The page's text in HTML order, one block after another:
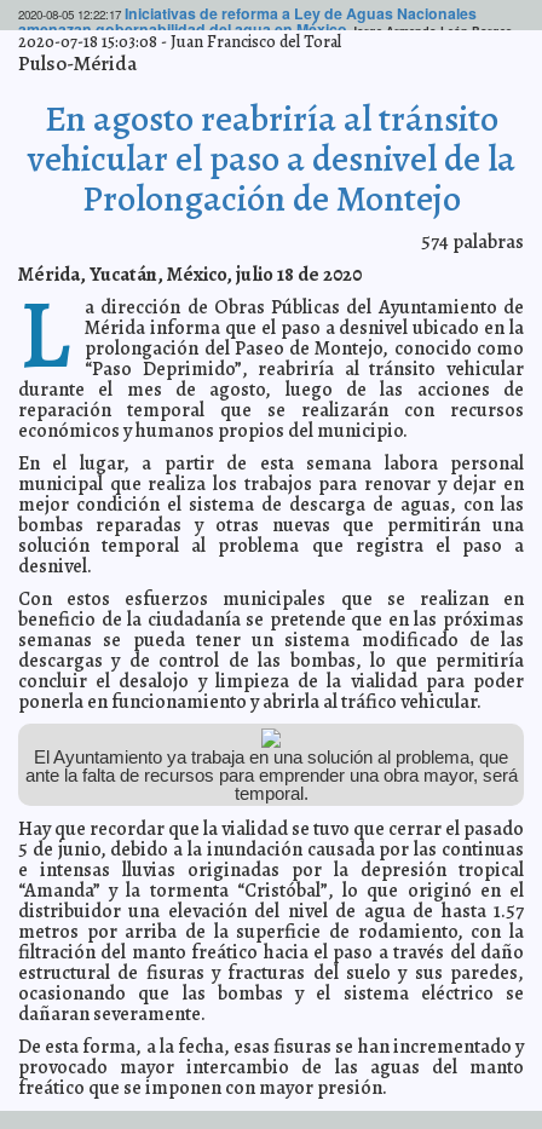
2020-08-05 12:22:17 Iniciativas de reforma a Ley de Aguas Nacionales
amenazan gobernabilidad del agua en México Jorge Armando León Borges
2020-08-05 11:48:17 Sancionan a 36 funcionarios de Yucatán que
pretendían ser beneficiarios del Seguro de Desempleo
2020-08-04 18:01:17 Pico de epidemia será en agosto y se deberá fortalecer
el distanciamiento, advierte OPS a México Eduardo Ignacio Ramos Pérez
2020-08-04 17:45:13 Explosión en Beirut: "Es una catástrofe, los hospitales
están llenos", Ministro de Salud Claudia Sofía Gómez Infante
2020-08-04 17:19:23 Reiteran que Tocilizumab no es la cura del Covid-19
El Ayuntamiento de Mérida ofrece atención
personalizada a pacientes con diabetes a través de consultas
virtuales y atención vía WhatsApp Kamila López
2020-08-03 07:54:34 Clases iniciarán de forma remota el 24 de agosto;
actividades regresan en TV abierta: SEP Kamila López
2020-08-01 09:14:53 El Museo de Historia Natural de Mérida celebra su
aniversario 33 Kamila López
2020-07-29 17:49:05 El mejoramiento y rehabilitación de calles, compromiso
que no se detiene porque privilegia la seguridad de todos los
ciudadanos, afirma Renán Barrera Laura Aldama
2020-07-29 17:44:10 Sin afectar el servicio, Japay continúa recuperando
caudales Claudia Sofía Gómez Infante
2020-07-29 09:39:47 Mercado de San Benito de Mérida, abierto al 100% a
partir de hoy Eduardo Ignacio Ramos Pérez
2020-07-29 09:23:44 La 4T gasta más de 70 mdp en escuela de beisbol de
AMLO Kamila López
2020-07-29 07:55:30 Uady no reanudará actividades el 6 de agosto sino
hasta que semáforo Covid-19 esté en verde Jorge Armando León Borges
2020-07-28 18:24:13 Inicia el programa Peso a Peso Pesquero y Acuícola
2020 Javier W. López Madera
2020-07-28 18:03:56 CONAMER y OCDE reconocen al Ayuntamiento de
Mérida como la mejor práctica y ejemplo nacional en Mejora
Regulatoria
2020-07-28 17:54:31 Nuevas fechas para inscripciones y reinscripciones a
Educación Básica Jorge Armando León Borges
Suman mil 863 mexicanos muertos en EU por Covid-19
Juan Francisco del Toral
2020-07-28 12:25:34 Demostraré que no soy responsable de ningún delito;
fui intimidado y cooperaré: Lozoya Javier W. López Madera
2020-07-28 11:56:58 El alcalde Renán Barrera integra a los jóvenes al trabajo
municipal para fortalecer la transparencia Claudia Sofía Gómez Infante
2020-07-28 11:03:52 Solo tres municipios de Yucatán permanecen libres de
Covid-19 A7
2020-07-26 18:18:58 El Ayuntamiento avanza en la rehabilitación de
espacios públicos de mano de los ciudadanos
2020-07-26 18:07:23 Capacitan a comisarios de Mérida en bioseguridad en
el hogar ante pandemia de Covid-19 Laura Aldama
2020-07-26 17:44:37 Ya son más de 1,000 las muertes por Covid-19 en
Yucatán; 54% ha ocurrido en julio A7
2020-07-18 15:03:08 -Juan Francisco del Toral
Pulso-Mérida
En agosto reabriría al tránsito
vehicular el paso a desnivel de la
Prolongación de Montejo
574palabras
Mérida, Yucatán, México, julio 18 de 2020
L a dirección de Obras Públicas del Ayuntamiento de
Mérida informa que el paso a desnivel ubicado en la
prolongación del Paseo de Montejo, conocido como
“Paso Deprimido”, reabriría al tránsito vehicular
durante el mes de agosto, luego de las acciones de
reparación temporal que se realizarán con recursos
económicos y humanos propios del municipio.
En el lugar, a partir de esta semana labora personal
municipal que realiza los trabajos para renovar y dejar en
mejor condición el sistema de descarga de aguas, con las
bombas reparadas y otras nuevas que permitirán una
solución temporal al problema que registra el paso a
desnivel.
Con estos esfuerzos municipales que se realizan en
beneficio de la ciudadanía se pretende que en las próximas
semanas se pueda tener un sistema modificado de las
descargas y de control de las bombas, lo que permitiría
concluir el desalojo y limpieza de la vialidad para poder
ponerla en funcionamiento y abrirla al tráfico vehicular.
El Ayuntamiento ya trabaja en una solución al problema, que
ante la falta de recursos para emprender una obra mayor, será
temporal.
Hay que recordar que la vialidad se tuvo que cerrar el pasado
5 de junio, debido a la inundación causada por las continuas
e intensas lluvias originadas por la depresión tropical
“Amanda” y la tormenta “Cristóbal”, lo que originó en el
distribuidor una elevación del nivel de agua de hasta 1.57
metros por arriba de la superficie de rodamiento, con la
filtración del manto freático hacia el paso a través del daño
estructural de fisuras y fracturas del suelo y sus paredes,
ocasionando que las bombas y el sistema eléctrico se
dañaran severamente.
De esta forma, a la fecha, esas fisuras se han incrementado y
provocado mayor intercambio de las aguas del manto
freático que se imponen con mayor presión.
A partir de su cierre y hasta ahora se han llevado a cabo